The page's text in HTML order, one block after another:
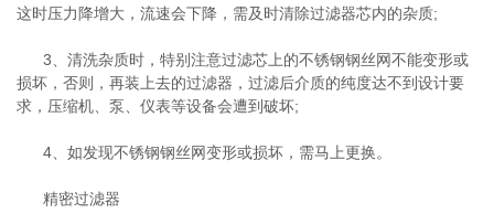
这时压力降增大，流速会下降，需及时清除过滤器芯内的杂质;
3 、清洗杂质时，特别注意过滤芯上的不锈钢钢丝网不能变形或
损坏，否则，再装上去的过滤器，过滤后介质的纯度达不到设计要
求，压缩机、泵、仪表等设备会遭到破坏;
4 、如发现不锈钢钢丝网变形或损坏，需马上更换。
精密过滤器